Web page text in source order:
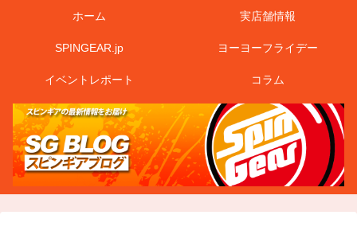
ホーム 実店舗情報
SPINGEAR.jp ヨーヨーフライデー
イベントレポート コラム